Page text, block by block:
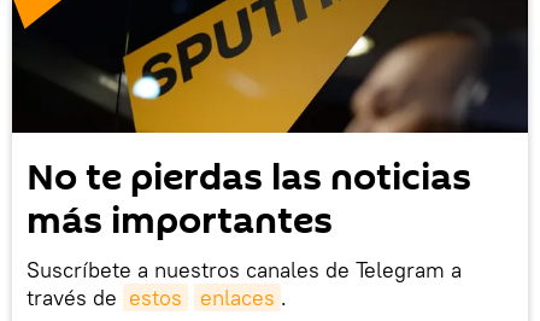
No te pierdas las noticias
más importantes
Suscríbete a nuestros canales de Telegram a
través de estos enlaces .